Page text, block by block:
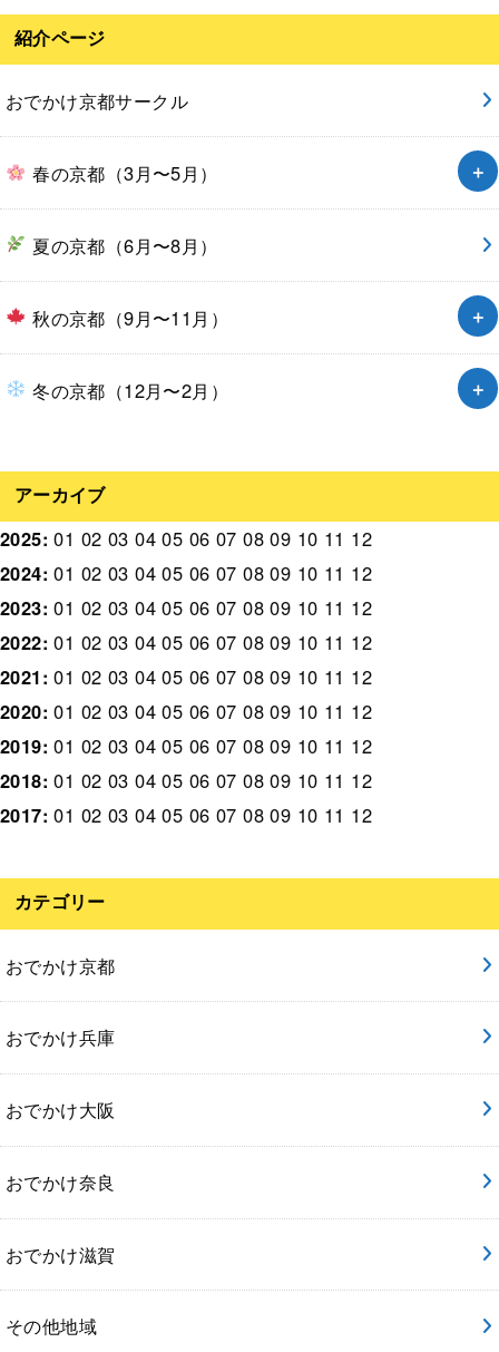
紹介ページ
おでかけ京都サークル
春の京都（3月〜5月）
夏の京都（6月〜8月）
秋の京都（9月〜11月）
冬の京都（12月〜2月）
アーカイブ
2025:01 02 03 04 05 06 07 08 09 10 11 12
2024:01 02 03 04 05 06 07 08 09 10 11 12
2023:01 02 03 04 05 06 07 08 09 10 11 12
2022:01 02 03 04 05 06 07 08 09 10 11 12
2021:01 02 03 04 05 06 07 08 09 10 11 12
2020:01 02 03 04 05 06 07 08 09 10 11 12
2019:01 02 03 04 05 06 07 08 09 10 11 12
2018:01 02 03 04 05 06 07 08 09 10 11 12
2017:01 02 03 04 05 06 07 08 09 10 11 12
カテゴリー
おでかけ京都
おでかけ兵庫
おでかけ大阪
おでかけ奈良
おでかけ滋賀
その他地域